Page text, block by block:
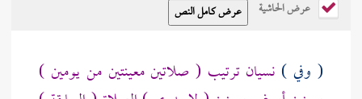
عرض الحاشية
( وفي ) نسيان ترتيب ( صلاتين معينتين من يومين )